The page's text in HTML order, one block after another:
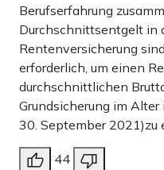
Berufserfahrung
Durchschnittsentgelt in
Rentenversicherung
erforderlich, um einen
durchschnittlichen
Grundsicherung im
30. September 2021)zu
44